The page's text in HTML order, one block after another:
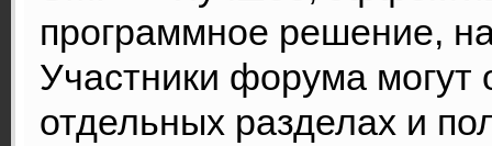
программное решение,
Участники форума
отдельных разделах и